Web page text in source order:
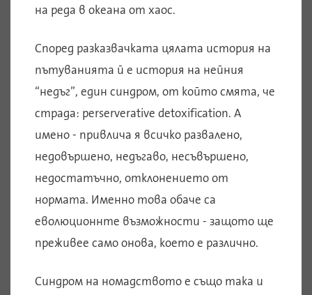
на реда в океана от хаос.
Според разказвачката цялата история на
пътуванията й е история на нейния
“недъг”, един синдром, от който смята, че
страда: perserverative detoxification. А
имено - привлича я всичко развалено,
недовършено, недъгаво, несъвършено,
недостатъчно, отклонението от
нормата. Именно това обаче са
еволюционнте възможности - защото ще
преживее само онова, което е различно.
Синдром на номадството е също така и